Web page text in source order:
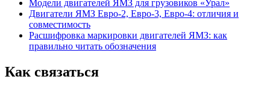
Модели двигателей ЯМЗ для грузовиков «Урал»
Двигатели ЯМЗ Евро-2, Евро-3, Евро-4: отличия и
совместимость
Расшифровка маркировки двигателей ЯМЗ: как
правильно читать обозначения
Как связаться